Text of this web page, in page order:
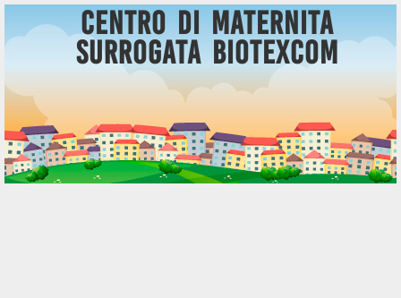
Centro di Maternita
Surrogata BioTexCom